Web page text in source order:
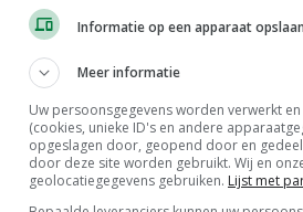
Uitbetaalprijs Van Rooi Meat
Vleesvarkens
ISN prijs Frankrijk
Informatie op een apparaat
Meer informatie
Uw persoonsgegevens worden verwerkt
(cookies, unieke ID's en andere
opgeslagen door, geopend door en
door deze site worden gebruikt. Wij en
geolocatiegegevens gebruiken. Lijst met